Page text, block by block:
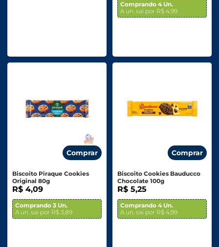
Comprando 4 Un.
A un. sai por R$ 4,99
Comprar
Biscoito Piraque Cookies
Original 80g
R$ 4,09
Comprando 3 Un.
A un. sai por R$ 3,89
Comprar
Biscoito Cookies Bauducco
Chocolate 100g
R$ 5,25
Comprando 4 Un.
A un. sai por R$ 4,99